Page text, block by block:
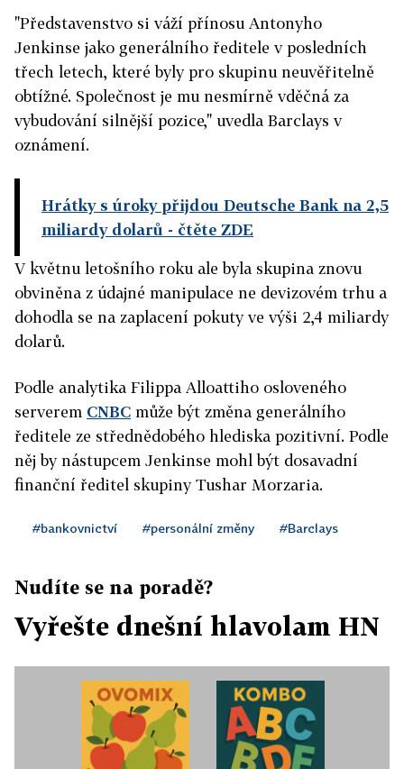
"Představenstvo si váží přínosu Antonyho
Jenkinse jako generálního ředitele v posledních
třech letech, které byly pro skupinu neuvěřitelně
obtížné. Společnost je mu nesmírně vděčná za
vybudování silnější pozice," uvedla Barclays v
oznámení.
Hrátky s úroky přijdou Deutsche Bank na 2,5
miliardy dolarů - čtěte ZDE
V květnu letošního roku ale byla skupina znovu
obviněna z údajné manipulace ne devizovém trhu a
dohodla se na zaplacení pokuty ve výši 2,4 miliardy
dolarů.
Podle analytika Filippa Alloattiho osloveného
serverem CNBC může být změna generálního
ředitele ze střednědobého hlediska pozitivní. Podle
něj by nástupcem Jenkinse mohl být dosavadní
finanční ředitel skupiny Tushar Morzaria.
#bankovnictví #personální změny #Barclays
Nudíte se na poradě?
Vyřešte dnešní hlavolam HN